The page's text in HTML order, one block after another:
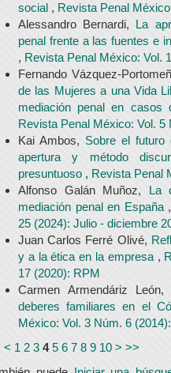
social , Revista Penal
Alessandro Bernardi, La
penal frente a las fuentes e
, Revista Penal México: Vol.
Fernando Vázquez-
de las Mujeres a una Vida
mediación penal en
Revista Penal México: Vol. 5
Kai Ambos, Sobre el futuro
apertura y método
presuntuoso , Revista Penal
Alfonso Galán Muñoz, La
mediación penal en España ,
25 (2024): Julio - diciembre
Juan Carlos Ferré Olivé,
y a la ética en la empresa ,
17 (2020): RPM
Carmen Armendáriz León,
deberes familiares en el
México: Vol. 3 Núm. 6
< 1 2 3 4 5 6 7 8 9 10 > >>